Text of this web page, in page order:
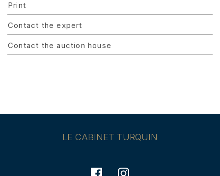
Print
Contact the expert
Contact the auction house
LE CABINET TURQUIN